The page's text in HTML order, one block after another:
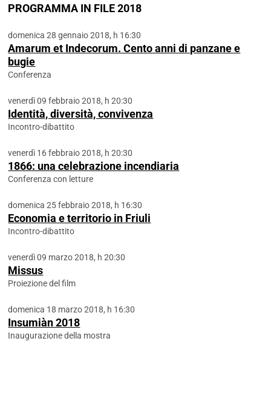
PROGRAMMA IN FILE 2018
domenica 28 gennaio 2018, h 16:30
Amarum et Indecorum. Cento anni di panzane e
bugie
Conferenza
venerdì 09 febbraio 2018, h 20:30
Identità, diversità, convivenza
Incontro-dibattito
venerdì 16 febbraio 2018, h 20:30
1866: una celebrazione incendiaria
Conferenza con letture
domenica 25 febbraio 2018, h 16:30
Economia e territorio in Friuli
Incontro-dibattito
venerdì 09 marzo 2018, h 20:30
Missus
Proiezione del film
domenica 18 marzo 2018, h 16:30
Insumiàn 2018
Inaugurazione della mostra